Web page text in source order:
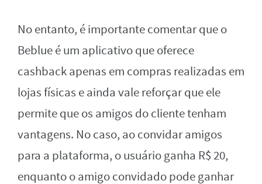
No entanto, é importante comentar que o
Beblue é um aplicativo que oferece
cashback apenas em compras realizadas em
lojas físicas e ainda vale reforçar que ele
permite que os amigos do cliente tenham
vantagens. No caso, ao convidar amigos
para a plataforma, o usuário ganha R$ 20,
enquanto o amigo convidado pode ganhar